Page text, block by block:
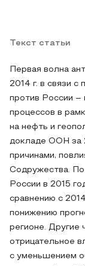
Текст статьи
Первая волна
2014 г. в связи
против России –
процессов в
на нефть и
докладе ООН за
причинами,
Содружества. По
России в 2015
сравнению с
понижению
регионе. Другие
отрицательное
с уменьшением